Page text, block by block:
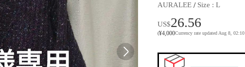
AURALEE / Size : L
US$26.56
(¥4,000Currency rate updated Aug 8,